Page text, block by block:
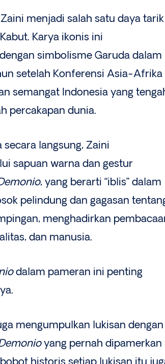
menjadi salah satu daya tarik
Karya ikonis ini
simbolisme Garuda dalam
setelah Konferensi Asia-Afrika
semangat Indonesia yang
percakapan dunia.
langsung, Zaini
sapuan warna dan gestur
, yang berarti “iblis” dalam
pelindung dan gagasan
menghadirkan
dan manusia.
dalam pameran ini penting
mengumpulkan lukisan dengan
yang pernah dipamerkan